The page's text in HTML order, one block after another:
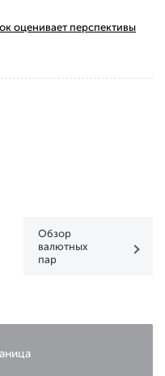
оценивает перспективы
Обзор
валютных
пар